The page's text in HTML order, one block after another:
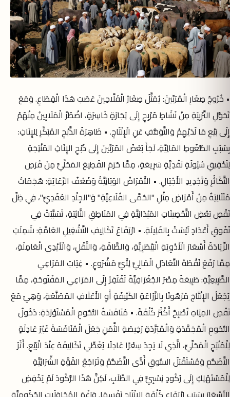
• خُرُوجُ صِغَارِ الْمُرَبِّينَ: يُمَثِّلُ صِغَارُ الْفَلَّاحِينَ عَصَبَ هَذَا الْقِطَاعِ. وَمَعَ
تَحَوُّلِ التَّرْبِيَةِ مِنْ نَشَاطٍ مُرْبِحٍ إِلَى تِجَارَةٍ خَاسِرَةٍ، اضْطُرَّ الْمَلَايِينُ مِنْهُمْ
إِلَى بَيْعِ مَا لَدَيْهِمْ وَالتَّوَقُّفِ عَنِ الْإِنْتَاجِ. • ظَاهِرَةُ الذَّبْحِ المُبَكِّرِ لِلإِنَاثِ:
بِسَبَبِ الضُّغُوطِ المَالِيَّةِ، لَجَأَ بَعْضُ المُرَبِّينَ إِلَى ذَبْحِ الإِنَاثِ المُنْتِجَةِ
لِتَحْقِيقِ سُيُولَةٍ نَقْدِيَّةٍ سَرِيعَةٍ، مِمَّا حَرَمَ القَطِيعَ المَحَلِّيَّ مِنْ فُرَصِ
التَّكَاثُرِ وَتَجْدِيدِ الأَجْيَالِ. • الأَمْرَاضُ الوَبَائِيَّةُ وَضَعْفُ الرِّعَايَةِ: هَجَمَاتٌ
مُتَتَالِيَةٌ مِنْ أَمْرَاضٍ مِثْلِ "الحُمَّى القُلَاعِيَّةِ" وَ"الجِلْدِ العُقَدِيِّ"، فِي ظِلِّ
نَقْصِ بَعْضِ التَّحْصِينَاتِ المَيْدَانِيَّةِ فِي المَنَاطِقِ النَّائِيَةِ، تَسَبَّبَتْ فِي
نُفُوقِ أَعْدَادٍ لَيْسَتْ بِالقَلِيلَةِ. • ارْتِفَاعُ تَكَالِيفِ التَّشْغِيلِ العَامَّةِ: شَمِلَتِ
الزِّيَادَةُ أَسْعَارَ الْأَدْوِيَةِ الْبَيْطَرِيَّةِ، وَالطَّاقَةِ، وَالنَّقْلِ، وَالْأَيْدِي الْعَامِلَةِ،
مِمَّا رَفَعَ نُقْطَةَ التَّعَادُلِ الْمَالِيِّ لِأَيِّ مَشْرُوعٍ. • غِيَابُ المَرَاعِي
الطَّبِيعِيَّةِ: طَبِيعَةُ مِصْرَ الجُغْرَافِيَّةُ تَفْتَقِرُ إِلَى المَرَاعِي المَفْتُوحَةِ، مِمَّا
يَجْعَلُ الإِنْتَاجَ مَرْهُونًا بِالزِّرَاعَةِ الكَثِيفَةِ أَوِ الأَعْلَافِ المُصَنَّعَةِ، وَهِيَ مَعَ
نَقْصِ المِيَاهِ تُصْبِحُ أَكْثَرَ كُلْفَةً. • مُنَافَسَةُ اللُّحُومِ الْمُسْتَوْرَدَةِ: دُخُولُ
اللُّحُومِ الْمُجَمَّدَةِ وَالْمُبَرَّدَةِ رَخِيصَةِ الثَّمَنِ جَعَلَ الْمُنَافَسَةَ غَيْرَ عَادِلَةٍ
لِلْمُنْتِجِ الْمَحَلِّيِّ، الَّذِي لَا يَجِدُ سِعْرًا عَادِلًا يُغَطِّي تَكَالِيفَهُ عِنْدَ الْبَيْعِ. أَثَرُ
التَّضَخُّمِ وَمُسْتَقْبَلُ السُّوقِ أَدَّى التَّضَخُّمُ وَتَرَاجُعُ القُوَّةِ الشِّرَائِيَّةِ
لِلْمُسْتَهْلِكِ إِلَى رُكُودٍ نِسْبِيٍّ فِي الطَّلَبِ، لَكِنَّ هَذَا الرُّكُودَ لَمْ يَخْفِضِ